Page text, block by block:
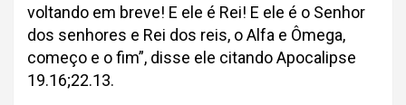
voltando em breve! E ele é Rei! E ele é o Senhor
dos senhores e Rei dos reis, o Alfa e Ômega,
começo e o fim”, disse ele citando Apocalipse
19.16;22.13.